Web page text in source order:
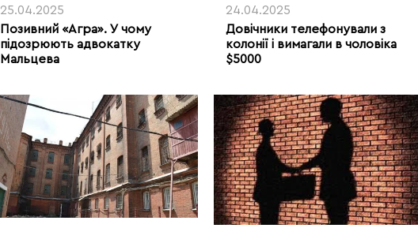
25.04.2025
Позивний «Агра». У чому
підозрюють адвокатку
Мальцева
24.04.2025
Довічники телефонували з
колонії і вимагали в чоловіка
$5000